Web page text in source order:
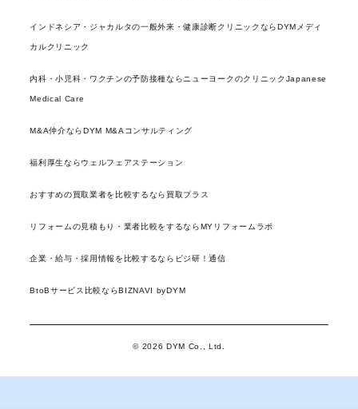
インドネシア・ジャカルタの一般外来・健康診断クリニックならDYMメディ
カルクリニック
内科・小児科・ワクチンの予防接種ならニューヨークのクリニックJapanese
Medical Care
M&A仲介ならDYM M&Aコンサルティング
福利厚生ならウェルフェアステーション
おすすめの買取業者を比較するなら買取プラス
リフォームの見積もり・業者比較をするならMYリフォームラボ
企業・給与・採用情報を比較するならビジ研！通信
BtoBサービス比較ならBIZNAVI byDYM
© 2026 DYM Co., Ltd.